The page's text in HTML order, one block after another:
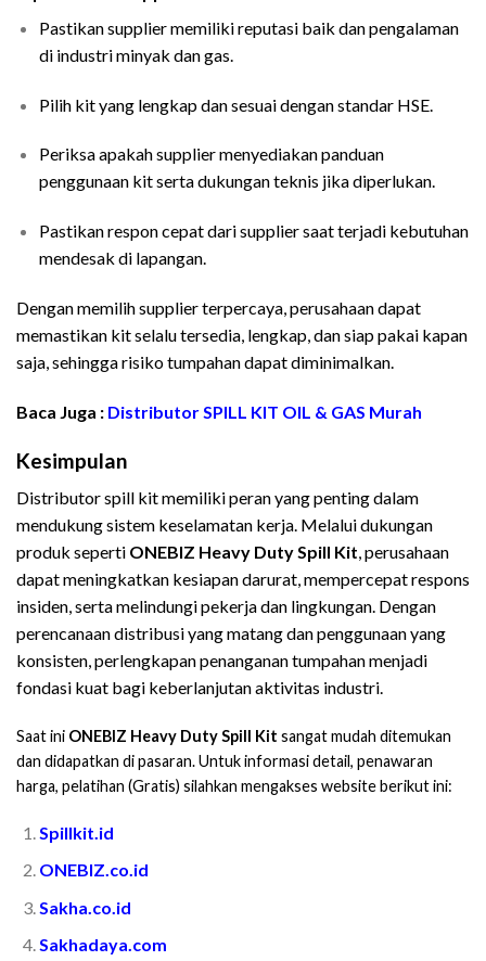
Pastikan supplier memiliki reputasi baik dan pengalaman
di industri minyak dan gas.
Pilih kit yang lengkap dan sesuai dengan standar HSE.
Periksa apakah supplier menyediakan panduan
penggunaan kit serta dukungan teknis jika diperlukan.
Pastikan respon cepat dari supplier saat terjadi kebutuhan
mendesak di lapangan.
Dengan memilih supplier terpercaya, perusahaan dapat
memastikan kit selalu tersedia, lengkap, dan siap pakai kapan
saja, sehingga risiko tumpahan dapat diminimalkan.
Baca Juga : Distributor SPILL KIT OIL & GAS Murah
Kesimpulan
Distributor spill kit memiliki peran yang penting dalam
mendukung sistem keselamatan kerja. Melalui dukungan
produk seperti ONEBIZ Heavy Duty Spill Kit, perusahaan
dapat meningkatkan kesiapan darurat, mempercepat respons
insiden, serta melindungi pekerja dan lingkungan. Dengan
perencanaan distribusi yang matang dan penggunaan yang
konsisten, perlengkapan penanganan tumpahan menjadi
fondasi kuat bagi keberlanjutan aktivitas industri.
Saat ini ONEBIZ Heavy Duty Spill Kit sangat mudah ditemukan
dan didapatkan di pasaran. Untuk informasi detail, penawaran
harga, pelatihan (Gratis) silahkan mengakses website berikut ini:
Spillkit.id
ONEBIZ.co.id
Sakha.co.id
Sakhadaya.com